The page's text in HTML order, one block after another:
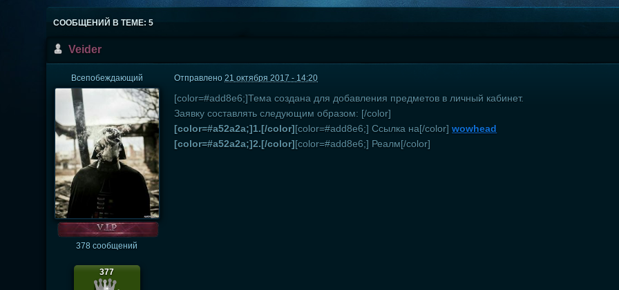
СООБЩЕНИЙ В ТЕМЕ: 5
Veider
Всепобеждающий
378 сообщений
377
Отправлено21 октября 2017 - 14:20
[color=#add8e6;]Тема создана для добавления предметов в личный кабинет.
Заявку cоставлять следующим образом: [/color]
[color=#a52a2a;]1.[/color][color=#add8e6;] Ссылка на[/color]wowhead
[color=#a52a2a;]2.[/color][color=#add8e6;] Реалм[/color]